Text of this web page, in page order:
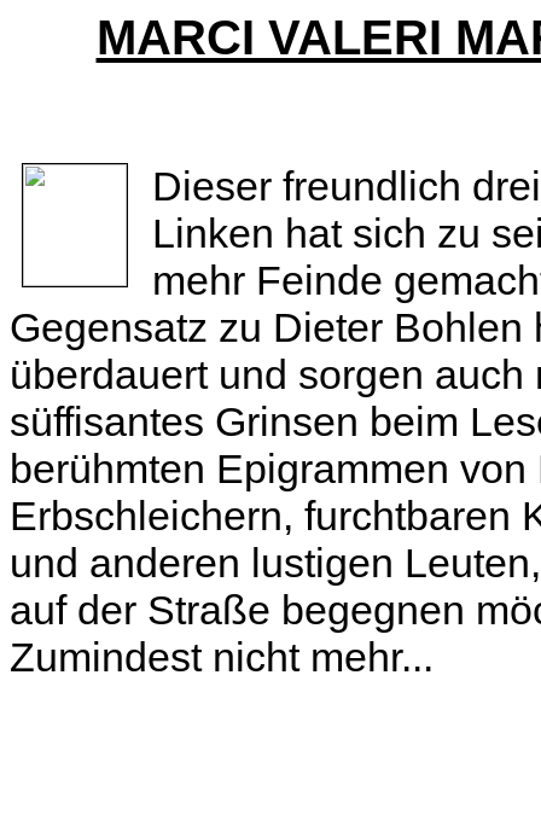
MARCI VALERI
Dieser freundlich
Linken hat sich zu
mehr Feinde
Gegensatz zu Dieter
überdauert und sorgen
süffisantes Grinsen beim
berühmten Epigrammen
Erbschleichern, furchtbaren
und anderen lustigen
auf der Straße begegnen
Zumindest nicht mehr...